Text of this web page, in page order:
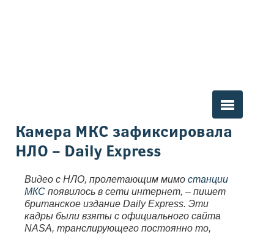
Вы здесь
Камера МКС зафиксировала
НЛО – Daily Express
Видео с НЛО, пролетающим мимо станции
МКС появилось в сети интернет, – пишет
британское издание Daily Express. Эти
кадры были взяты с официального сайта
NASA, транслирующего постоянно то,